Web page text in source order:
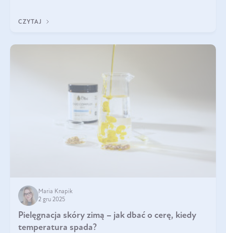
CZYTAJ
Maria Knapik
2 gru 2025
Pielęgnacja skóry zimą – jak dbać o cerę, kiedy
temperatura spada?